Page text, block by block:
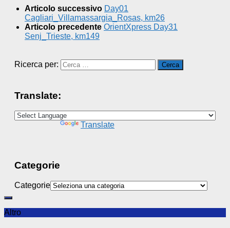
Articolo successivo Day01
Cagliari_Villamassargia_Rosas, km26
Articolo precedente OrientXpress Day31
Senj_Trieste, km149
Ricerca per:
Translate:
Translate
Categorie
Categorie
Altro